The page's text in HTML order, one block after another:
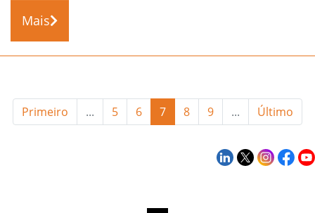
Mais
Primeiro ... 5 6 7 8 9 ... Último